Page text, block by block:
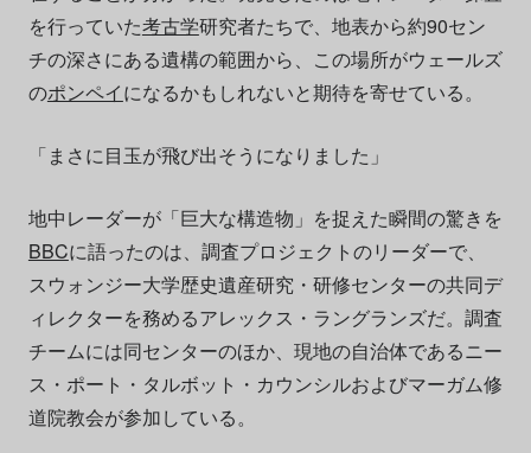
を行っていた考古学研究者たちで、地表から約90セン
チの深さにある遺構の範囲から、この場所がウェールズ
のポンペイになるかもしれないと期待を寄せている。
「まさに目玉が飛び出そうになりました」
地中レーダーが「巨大な構造物」を捉えた瞬間の驚きを
BBCに語ったのは、調査プロジェクトのリーダーで、
スウォンジー大学歴史遺産研究・研修センターの共同デ
ィレクターを務めるアレックス・ラングランズだ。調査
チームには同センターのほか、現地の自治体であるニー
ス・ポート・タルボット・カウンシルおよびマーガム修
道院教会が参加している。